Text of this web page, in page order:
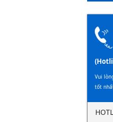
Vui
tốt